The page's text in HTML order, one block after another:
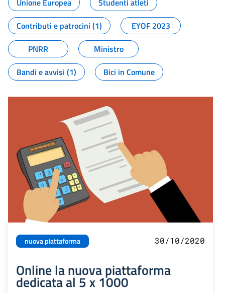
Unione Europea
Studenti atleti
Contributi e patrocini (1)
EYOF 2023
PNRR
Ministro
Bandi e avvisi (1)
Bici in Comune
nuova piattaforma 30/10/2020
Online la nuova piattaforma
dedicata al 5 x 1000